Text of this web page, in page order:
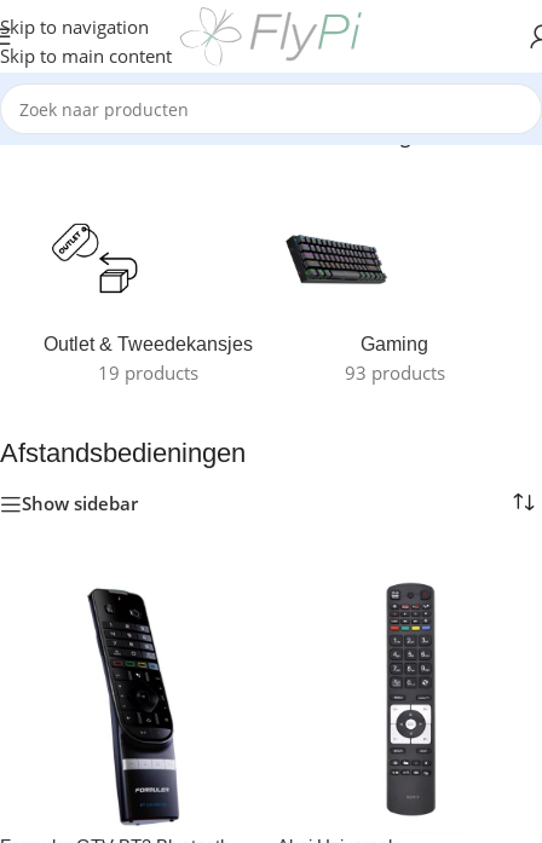
Skip to navigation
Skip to main content
Home/TV & Media/TV Boxen/Afstandsbedieningen
Outlet & Tweedekansjes
19 products
Gaming
93 products
Afstandsbedieningen
Show sidebar